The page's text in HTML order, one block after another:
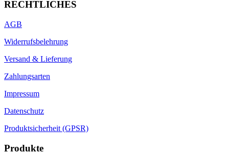
RECHTLICHES
AGB
Widerrufsbelehrung
Versand & Lieferung
Zahlungsarten
Impressum
Datenschutz
Produktsicherheit (GPSR)
Produkte